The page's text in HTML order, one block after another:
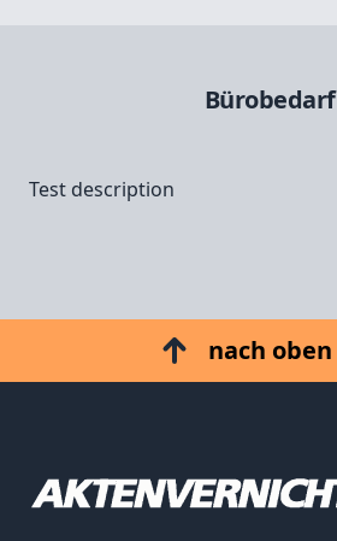
Bürobedarf
Test description
nach oben